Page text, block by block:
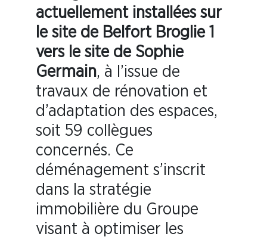
actuellement installées sur
le site de Belfort Broglie 1
vers le site de Sophie
Germain, à l’issue de
travaux de rénovation et
d’adaptation des espaces,
soit 59 collègues
concernés. Ce
déménagement s’inscrit
dans la stratégie
immobilière du Groupe
visant à optimiser les